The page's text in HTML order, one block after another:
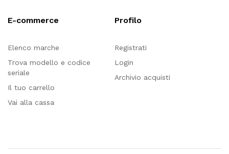
E-commerce
Elenco marche
Trova modello e codice
seriale
Il tuo carrello
Vai alla cassa
Profilo
Registrati
Login
Archivio acquisti